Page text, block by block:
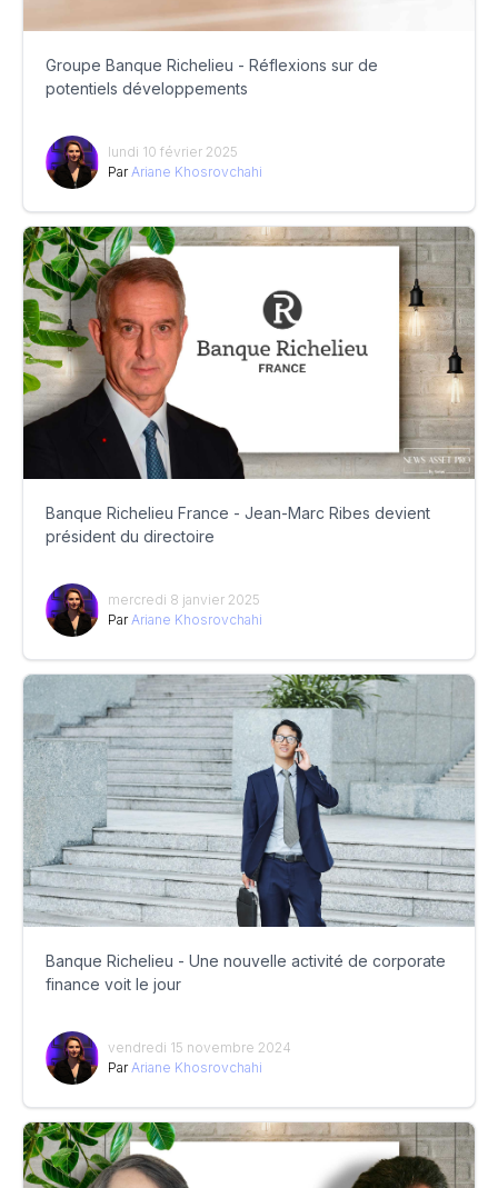
Groupe Banque Richelieu - Réflexions sur de
potentiels développements
lundi 10 février 2025
Par Ariane Khosrovchahi
Banque Richelieu France - Jean-Marc Ribes devient
président du directoire
mercredi 8 janvier 2025
Par Ariane Khosrovchahi
Banque Richelieu - Une nouvelle activité de corporate
finance voit le jour
vendredi 15 novembre 2024
Par Ariane Khosrovchahi